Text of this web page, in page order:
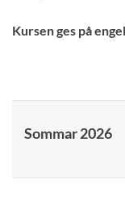
Kursen ges på
Sommar 2026